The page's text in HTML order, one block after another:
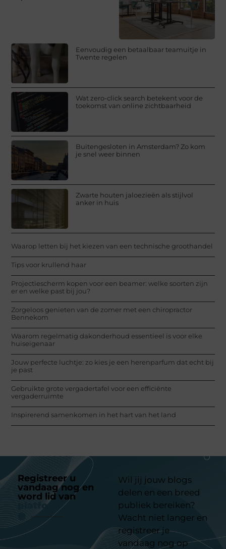
Eenvoudig een betaalbaar teamuitje in
Twente regelen
Wat zero-click search betekent voor de
toekomst van online zichtbaarheid
Buitengesloten in Amsterdam? Zo kom
je snel weer binnen
Zwarte houten jaloezieën als stijlvol
anker in huis
Waarop letten bij het kiezen van een technische groothandel
Tips voor krullend haar
Projectiescherm kopen voor een beamer: welke soorten zijn
er en welke past bij jou?
Zorgeloos genieten van de zomer met een chiropractor
Bennekom
Waarom regelmatig dakonderhoud essentieel is voor elke
huiseigenaar
Jouw perfecte luchtje: zo kies je een herenparfum dat echt bij
je past
Gebruikte grote vergadertafel voor een efficiënte
vergaderruimte
Inspirerend samenkomen in het hart van het land
Registreer u
vandaag nog en
word lid van
platform
Wil jij jouw blogs
delen en een breed
publiek bereiken?
Wacht niet langer en
registreer je
vandaag nog op